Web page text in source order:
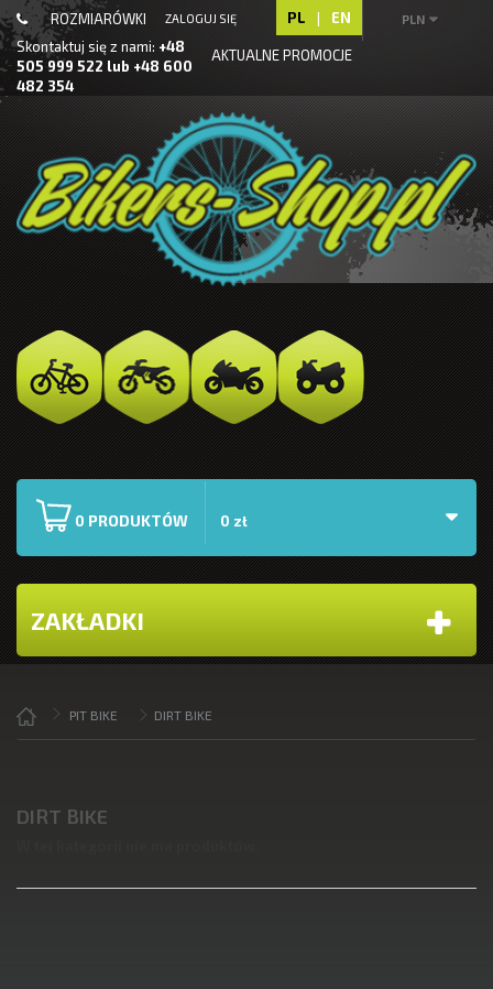
PLN
PL | EN
ZALOGUJ SIĘ
ROZMIARÓWKI
AKTUALNE PROMOCJE
Skontaktuj się z nami: +48
505 999 522 lub +48 600
482 354
0 PRODUKTÓW 0 zł
ZAKŁADKI
PIT BIKE DIRT BIKE
DIRT BIKE